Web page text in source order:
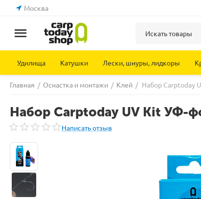
Москва
Удилища Катушки Лески, шнуры, лидкоры
Главная / Оснастка и монтажи / Клей / Набор Carptoday
Набор Carptoday UV Kit УФ-
Написать отзыв